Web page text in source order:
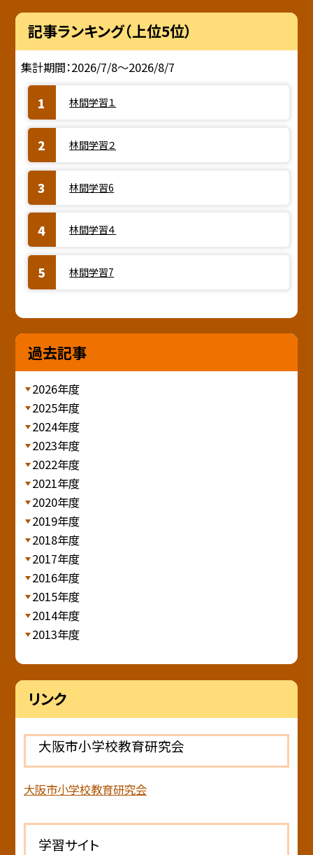
記事ランキング（上位5位）
集計期間：2026/7/8～2026/8/7
林間学習１
林間学習２
林間学習6
林間学習４
林間学習7
過去記事
2026年度
2025年度
2024年度
2023年度
2022年度
2021年度
2020年度
2019年度
2018年度
2017年度
2016年度
2015年度
2014年度
2013年度
リンク
大阪市小学校教育研究会
大阪市小学校教育研究会
学習サイト